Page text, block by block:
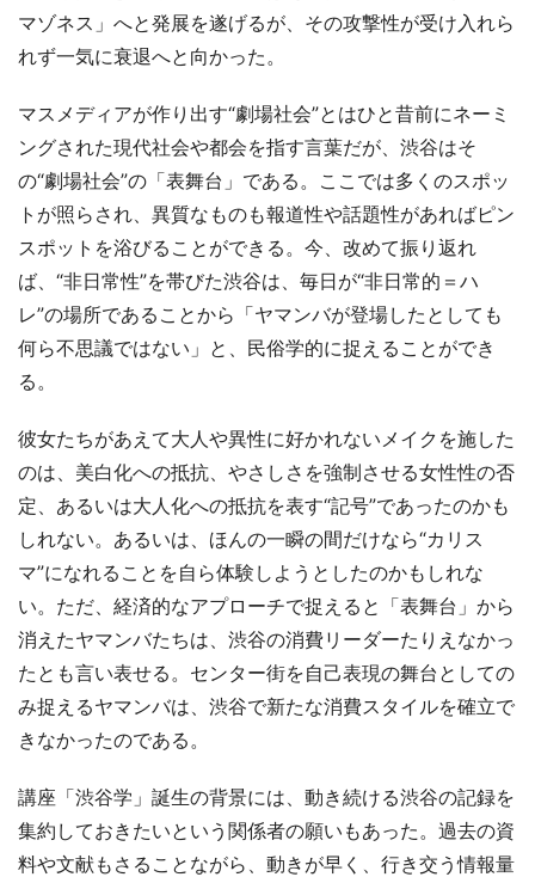
マゾネス」へと発展を遂げるが、その攻撃性が受け入れら
れず一気に衰退へと向かった。
マスメディアが作り出す“劇場社会”とはひと昔前にネーミ
ングされた現代社会や都会を指す言葉だが、渋谷はそ
の“劇場社会”の「表舞台」である。ここでは多くのスポッ
トが照らされ、異質なものも報道性や話題性があればピン
スポットを浴びることができる。今、改めて振り返れ
ば、“非日常性”を帯びた渋谷は、毎日が“非日常的＝ハ
レ”の場所であることから「ヤマンバが登場したとしても
何ら不思議ではない」と、民俗学的に捉えることができ
る。
彼女たちがあえて大人や異性に好かれないメイクを施した
のは、美白化への抵抗、やさしさを強制させる女性性の否
定、あるいは大人化への抵抗を表す“記号”であったのかも
しれない。あるいは、ほんの一瞬の間だけなら“カリス
マ”になれることを自ら体験しようとしたのかもしれな
い。ただ、経済的なアプローチで捉えると「表舞台」から
消えたヤマンバたちは、渋谷の消費リーダーたりえなかっ
たとも言い表せる。センター街を自己表現の舞台としての
み捉えるヤマンバは、渋谷で新たな消費スタイルを確立で
きなかったのである。
講座「渋谷学」誕生の背景には、動き続ける渋谷の記録を
集約しておきたいという関係者の願いもあった。過去の資
料や文献もさることながら、動きが早く、行き交う情報量